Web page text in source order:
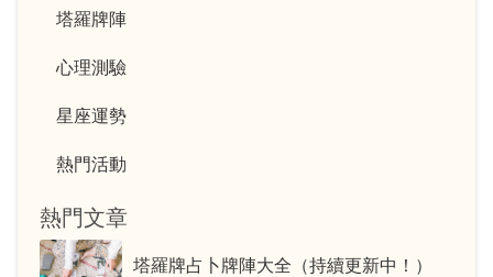
塔羅牌陣
心理測驗
星座運勢
熱門活動
熱門文章
塔羅牌占卜牌陣大全（持續更新中！）